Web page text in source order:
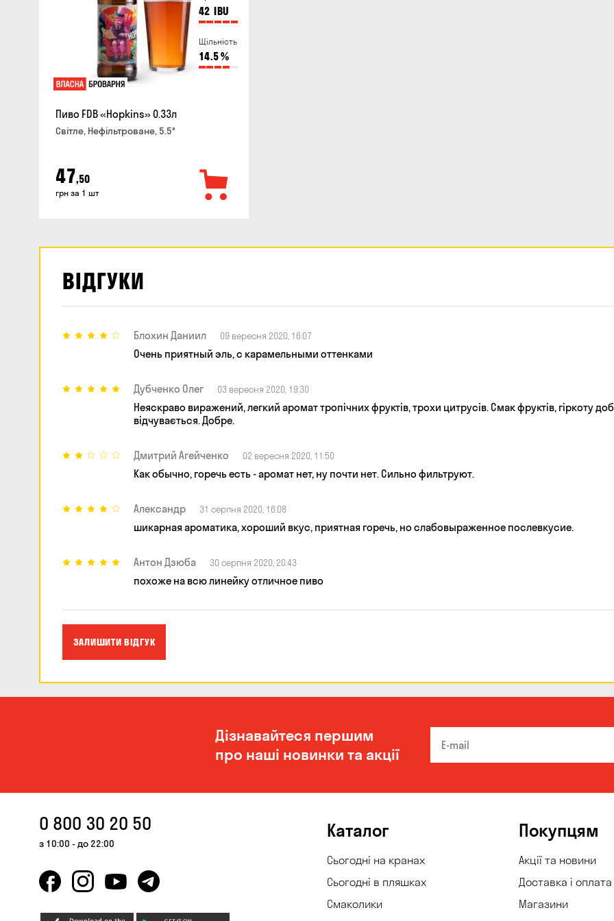
42 IBU
Щільність
14.5%
Пиво FDB «Hopkins» 0.33л
Світле, Нефільтроване, 5.5°
47,50
грн за 1 шт
ВІДГУКИ
Блохин Даниил 09 вересня 2020, 16:07
Очень приятный эль, с карамельными оттенками
Дубченко Олег 03 вересня 2020, 19:30
Неяскраво виражений, легкий аромат тропічних фруктів, трохи цитрусів. Смак фруктів, гіркоту
відчувається. Добре.
Дмитрий Агейченко 02 вересня 2020, 11:50
Как обычно, горечь есть - аромат нет, ну почти нет. Сильно фильтруют.
Александр 31 серпня 2020, 16:08
шикарная ароматика, хороший вкус, приятная горечь, но слабовыраженное послевкусие.
Антон Дзюба 30 серпня 2020, 20:43
похоже на всю линейку отличное пиво
ЗАЛИШИТИ ВІДГУК
Дізнавайтеся першим
про наші новинки та акції
0 800 30 20 50
з 10:00 - до 22:00
Каталог
Сьогодні на кранах
Сьогодні в пляшках
Смаколики
Покупцям
Акції та новини
Доставка і оплата
Магазини